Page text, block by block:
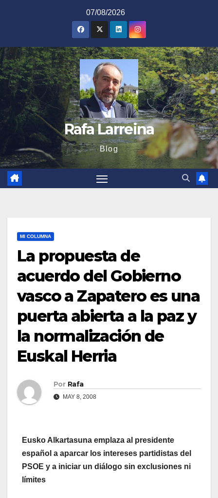
07/08/2026
Rafa Larreina
Blog
MI COLUMNA
La propuesta de
acuerdo del Gobierno
vasco a Zapatero es una
puerta abierta a la paz y
la normalización de
Euskal Herria
Por Rafa
MAY 8, 2008
Eusko Alkartasuna emplaza al presidente
español a aparcar los intereses partidistas del
PSOE y a iniciar un diálogo sin exclusiones ni
lí­mites